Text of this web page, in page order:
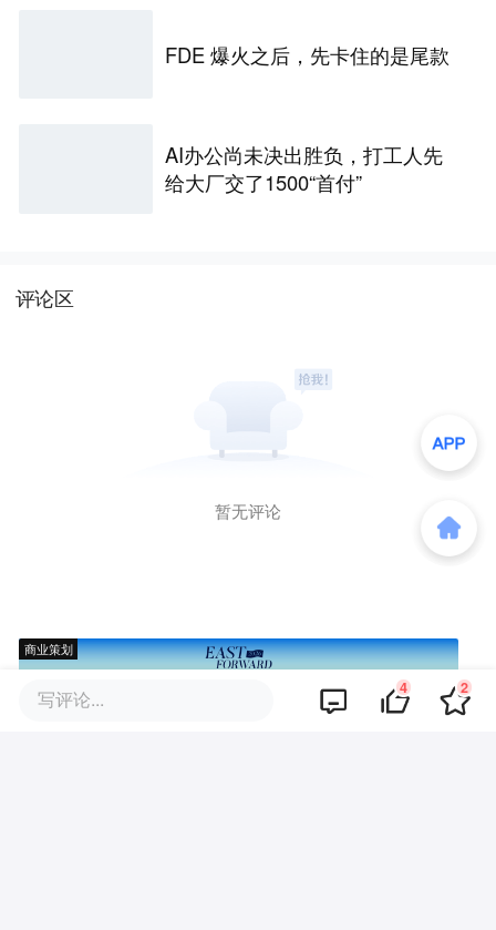
FDE 爆火之后，先卡住的是尾款
AI办公尚未决出胜负，打工人先
给大厂交了1500“首付”
评论区
暂无评论
商业策划
写评论... 4 2